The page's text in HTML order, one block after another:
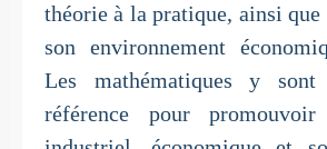
théorie à la pratique, ainsi
son environnement
Les mathématiques y
référence pour